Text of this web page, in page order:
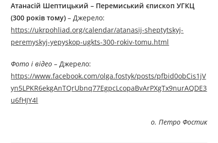
Атанасій Шептицький – Перемиський єпископ УГКЦ
(300 років тому) – Джерелo:
https://ukrpohliad.org/calendar/atanasij-sheptytskyj-
peremyskyj-yepyskop-ugkts-300-rokiv-tomu.html
Фото і відео –Джерелo:
https://www.facebook.com/olga.fostyk/posts/pfbid0obCis1jV
yn5LPKR6ekgAnTQrUbnq77EgpcLcopaBvArPXgTx9nurAQDE3
u6fHJY4l
о. Петро Фостик